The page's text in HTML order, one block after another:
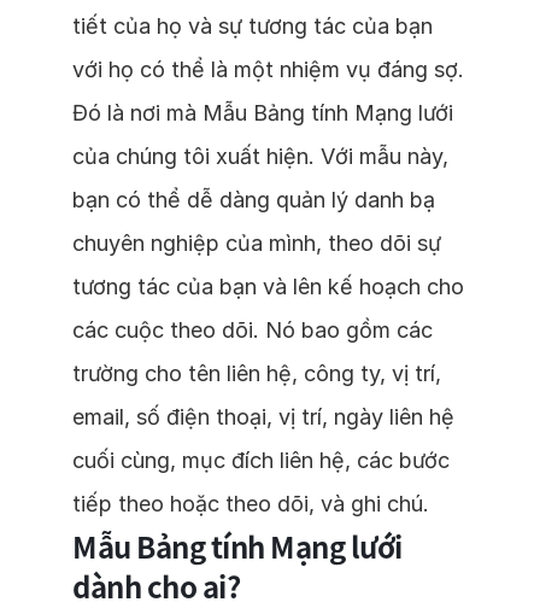
tiết của họ và sự tương tác của bạn
với họ có thể là một nhiệm vụ đáng sợ.
Đó là nơi mà Mẫu Bảng tính Mạng lưới
của chúng tôi xuất hiện. Với mẫu này,
bạn có thể dễ dàng quản lý danh bạ
chuyên nghiệp của mình, theo dõi sự
tương tác của bạn và lên kế hoạch cho
các cuộc theo dõi. Nó bao gồm các
trường cho tên liên hệ, công ty, vị trí,
email, số điện thoại, vị trí, ngày liên hệ
cuối cùng, mục đích liên hệ, các bước
tiếp theo hoặc theo dõi, và ghi chú.
Mẫu Bảng tính Mạng lưới
dành cho ai?